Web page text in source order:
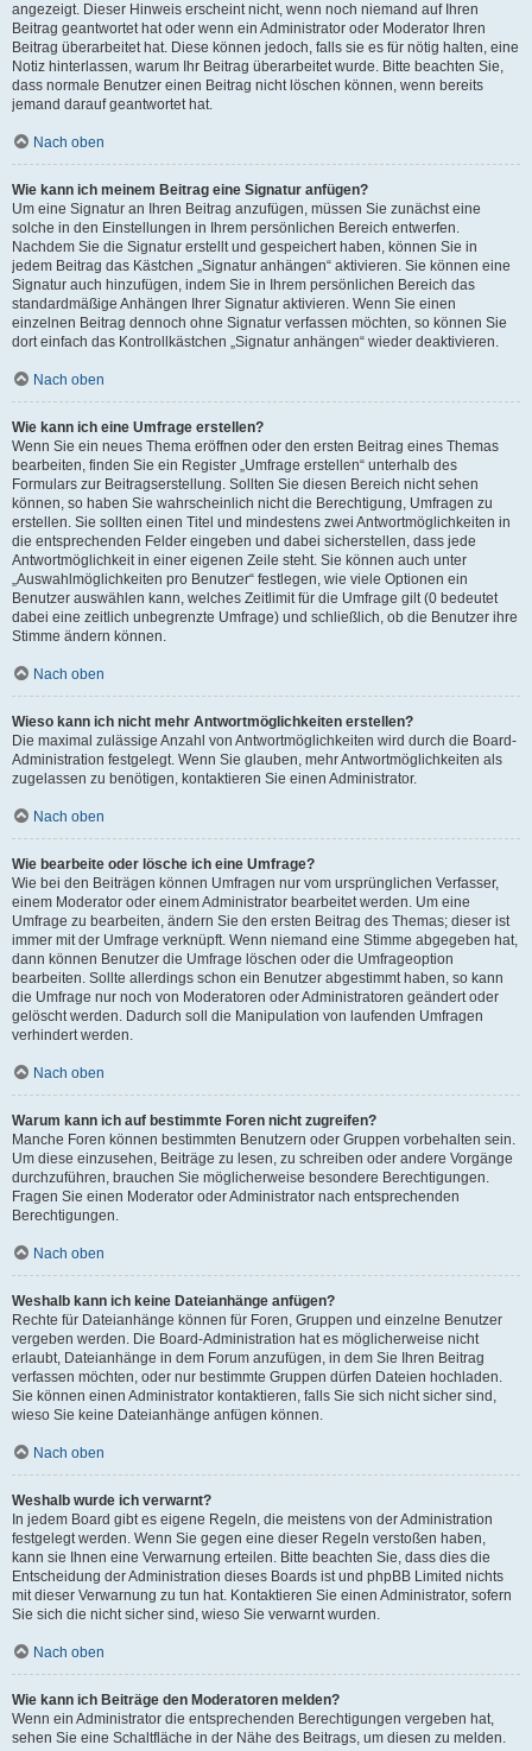
angezeigt. Dieser Hinweis erscheint nicht, wenn noch niemand auf Ihren
Beitrag geantwortet hat oder wenn ein Administrator oder Moderator Ihren
Beitrag überarbeitet hat. Diese können jedoch, falls sie es für nötig halten, eine
Notiz hinterlassen, warum Ihr Beitrag überarbeitet wurde. Bitte beachten Sie,
dass normale Benutzer einen Beitrag nicht löschen können, wenn bereits
jemand darauf geantwortet hat.
Nach oben
Wie kann ich meinem Beitrag eine Signatur anfügen?
Um eine Signatur an Ihren Beitrag anzufügen, müssen Sie zunächst eine
solche in den Einstellungen in Ihrem persönlichen Bereich entwerfen.
Nachdem Sie die Signatur erstellt und gespeichert haben, können Sie in
jedem Beitrag das Kästchen „Signatur anhängen“ aktivieren. Sie können eine
Signatur auch hinzufügen, indem Sie in Ihrem persönlichen Bereich das
standardmäßige Anhängen Ihrer Signatur aktivieren. Wenn Sie einen
einzelnen Beitrag dennoch ohne Signatur verfassen möchten, so können Sie
dort einfach das Kontrollkästchen „Signatur anhängen“ wieder deaktivieren.
Nach oben
Wie kann ich eine Umfrage erstellen?
Wenn Sie ein neues Thema eröffnen oder den ersten Beitrag eines Themas
bearbeiten, finden Sie ein Register „Umfrage erstellen“ unterhalb des
Formulars zur Beitragserstellung. Sollten Sie diesen Bereich nicht sehen
können, so haben Sie wahrscheinlich nicht die Berechtigung, Umfragen zu
erstellen. Sie sollten einen Titel und mindestens zwei Antwortmöglichkeiten in
die entsprechenden Felder eingeben und dabei sicherstellen, dass jede
Antwortmöglichkeit in einer eigenen Zeile steht. Sie können auch unter
„Auswahlmöglichkeiten pro Benutzer“ festlegen, wie viele Optionen ein
Benutzer auswählen kann, welches Zeitlimit für die Umfrage gilt (0 bedeutet
dabei eine zeitlich unbegrenzte Umfrage) und schließlich, ob die Benutzer ihre
Stimme ändern können.
Nach oben
Wieso kann ich nicht mehr Antwortmöglichkeiten erstellen?
Die maximal zulässige Anzahl von Antwortmöglichkeiten wird durch die Board-
Administration festgelegt. Wenn Sie glauben, mehr Antwortmöglichkeiten als
zugelassen zu benötigen, kontaktieren Sie einen Administrator.
Nach oben
Wie bearbeite oder lösche ich eine Umfrage?
Wie bei den Beiträgen können Umfragen nur vom ursprünglichen Verfasser,
einem Moderator oder einem Administrator bearbeitet werden. Um eine
Umfrage zu bearbeiten, ändern Sie den ersten Beitrag des Themas; dieser ist
immer mit der Umfrage verknüpft. Wenn niemand eine Stimme abgegeben hat,
dann können Benutzer die Umfrage löschen oder die Umfrageoption
bearbeiten. Sollte allerdings schon ein Benutzer abgestimmt haben, so kann
die Umfrage nur noch von Moderatoren oder Administratoren geändert oder
gelöscht werden. Dadurch soll die Manipulation von laufenden Umfragen
verhindert werden.
Nach oben
Warum kann ich auf bestimmte Foren nicht zugreifen?
Manche Foren können bestimmten Benutzern oder Gruppen vorbehalten sein.
Um diese einzusehen, Beiträge zu lesen, zu schreiben oder andere Vorgänge
durchzuführen, brauchen Sie möglicherweise besondere Berechtigungen.
Fragen Sie einen Moderator oder Administrator nach entsprechenden
Berechtigungen.
Nach oben
Weshalb kann ich keine Dateianhänge anfügen?
Rechte für Dateianhänge können für Foren, Gruppen und einzelne Benutzer
vergeben werden. Die Board-Administration hat es möglicherweise nicht
erlaubt, Dateianhänge in dem Forum anzufügen, in dem Sie Ihren Beitrag
verfassen möchten, oder nur bestimmte Gruppen dürfen Dateien hochladen.
Sie können einen Administrator kontaktieren, falls Sie sich nicht sicher sind,
wieso Sie keine Dateianhänge anfügen können.
Nach oben
Weshalb wurde ich verwarnt?
In jedem Board gibt es eigene Regeln, die meistens von der Administration
festgelegt werden. Wenn Sie gegen eine dieser Regeln verstoßen haben,
kann sie Ihnen eine Verwarnung erteilen. Bitte beachten Sie, dass dies die
Entscheidung der Administration dieses Boards ist und phpBB Limited nichts
mit dieser Verwarnung zu tun hat. Kontaktieren Sie einen Administrator, sofern
Sie sich die nicht sicher sind, wieso Sie verwarnt wurden.
Nach oben
Wie kann ich Beiträge den Moderatoren melden?
Wenn ein Administrator die entsprechenden Berechtigungen vergeben hat,
sehen Sie eine Schaltfläche in der Nähe des Beitrags, um diesen zu melden.